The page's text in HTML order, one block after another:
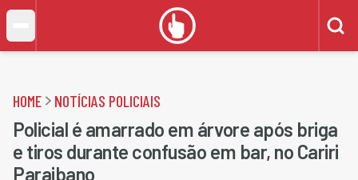
HOME NOTÍCIAS POLICIAIS
Policial é amarrado em árvore após briga
e tiros durante confusão em bar, no Cariri
Paraibano